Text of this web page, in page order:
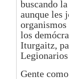
buscando
aunque les
los
Iturgaitz,
Gente